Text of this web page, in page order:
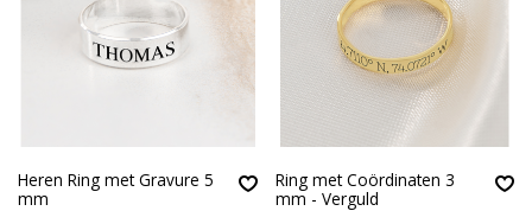
Heren Ring met Gravure 5
mm
Ring met Coördinaten 3
mm - Verguld